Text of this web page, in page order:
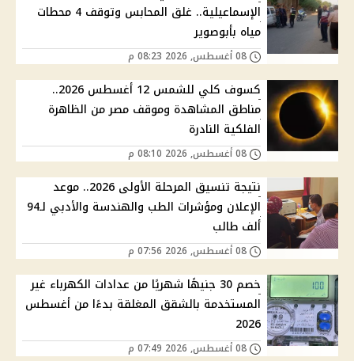
الإسماعيلية.. غلق المحابس وتوقف 4 محطات
مياه بأبوصوير
كسوف كلي للشمس 12 أغسطس 2026..
مناطق المشاهدة وموقف مصر من الظاهرة
الفلكية النادرة
نتيجة تنسيق المرحلة الأولى 2026.. موعد
الإعلان ومؤشرات الطب والهندسة والأدبي لـ94
ألف طالب
خصم 30 جنيهًا شهريًا من عدادات الكهرباء غير
المستخدمة بالشقق المغلقة بدءًا من أغسطس
2026